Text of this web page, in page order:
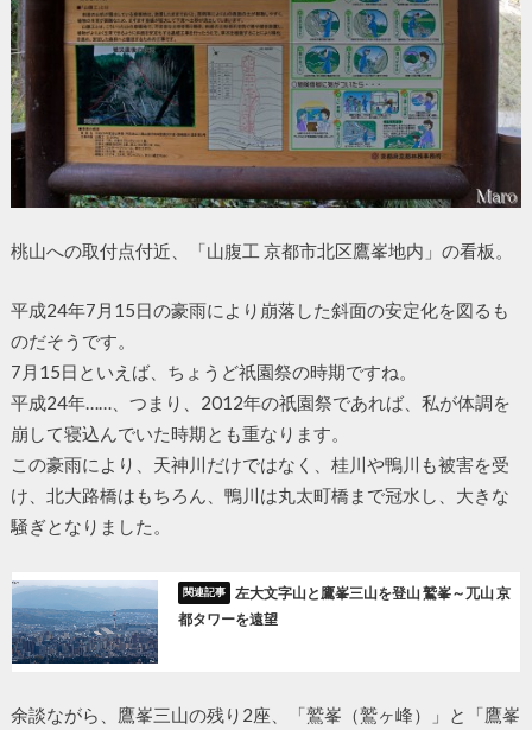
桃山への取付点付近、「山腹工 京都市北区鷹峯地内」の看板。
平成24年7月15日の豪雨により崩落した斜面の安定化を図るも
のだそうです。
7月15日といえば、ちょうど祇園祭の時期ですね。
平成24年……、つまり、2012年の祇園祭であれば、私が体調を
崩して寝込んでいた時期とも重なります。
この豪雨により、天神川だけではなく、桂川や鴨川も被害を受
け、北大路橋はもちろん、鴨川は丸太町橋まで冠水し、大きな
騒ぎとなりました。
左大文字山と鷹峯三山を登山 鷲峯～兀山 京
都タワーを遠望
余談ながら、鷹峯三山の残り2座、「鷲峯（鷲ヶ峰）」と「鷹峯